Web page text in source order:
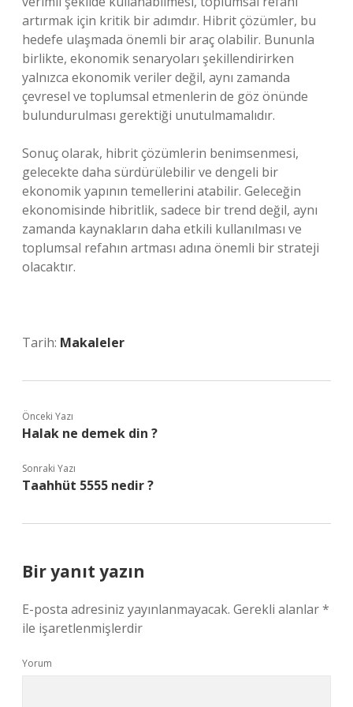
artırmak için kritik bir adımdır. Hibrit çözümler, bu
hedefe ulaşmada önemli bir araç olabilir. Bununla
birlikte, ekonomik senaryoları şekillendirirken
yalnızca ekonomik veriler değil, aynı zamanda
çevresel ve toplumsal etmenlerin de göz önünde
bulundurulması gerektiği unutulmamalıdır.
Sonuç olarak, hibrit çözümlerin benimsenmesi,
gelecekte daha sürdürülebilir ve dengeli bir
ekonomik yapının temellerini atabilir. Geleceğin
ekonomisinde hibritlik, sadece bir trend değil, aynı
zamanda kaynakların daha etkili kullanılması ve
toplumsal refahın artması adına önemli bir strateji
olacaktır.
Tarih: Makaleler
Önceki Yazı
Halak ne demek din ?
Sonraki Yazı
Taahhüt 5555 nedir ?
Bir yanıt yazın
E-posta adresiniz yayınlanmayacak. Gerekli alanlar*
ile işaretlenmişlerdir
Yorum